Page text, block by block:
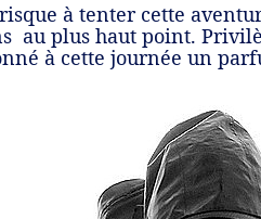
à tenter cette
au plus haut point.
à cette journée un